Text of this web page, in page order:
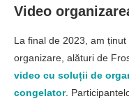
Video
La final de 2023, am
organizare, alături de
video cu soluții de
congelator.